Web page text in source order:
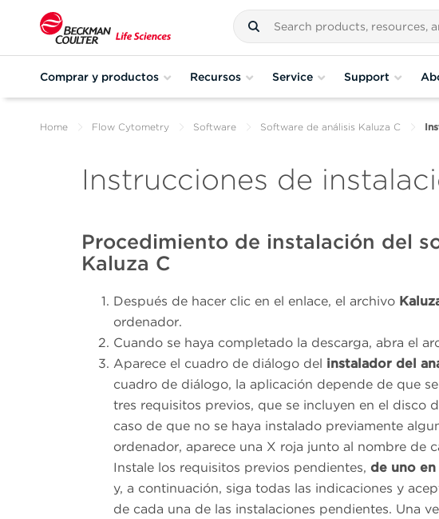
Comprar y productos Recursos Service Support
Home Flow Cytometry Software Software de análisis Kaluza C
Instrucciones de
Procedimiento de instalación del
Kaluza C
Después de hacer clic en el enlace, el archivo
ordenador.
Cuando se haya completado la descarga, abra el
Aparece el cuadro de diálogo del instalador del
cuadro de diálogo, la aplicación depende de que
tres requisitos previos, que se incluyen en el disco
caso de que no se haya instalado previamente
ordenador, aparece una X roja junto al nombre de
Instale los requisitos previos pendientes, de uno en
y, a continuación, siga todas las indicaciones y
de cada una de las instalaciones pendientes. Una